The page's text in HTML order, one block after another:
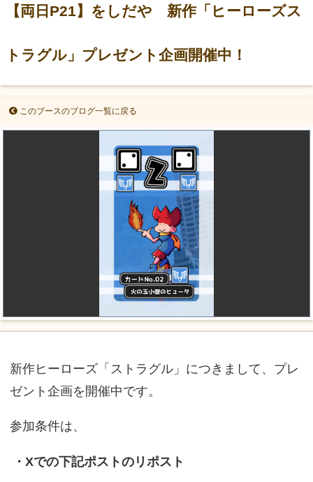
【両日P21】をしだや 新作「ヒーローズス
トラグル」プレゼント企画開催中！
このブースのブログ一覧に戻る
新作ヒーローズ「ストラグル」につきまして、プレ
ゼント企画を開催中です。
参加条件は、
・Xでの下記ポストのリポスト